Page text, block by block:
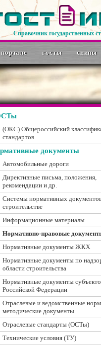
Справочник государственных
госты снипы
(ОКС) Общероссийский
стандартов
документы
Автомобильные дороги
Директивные письма, положения,
рекомендации и др.
Системы нормативных
строительстве
Информационные материалы
Нормативно-правовые
Нормативные документы ЖКХ
Нормативные документы по
области строительства
Нормативные документы
Российской Федерации
Отраслевые и ведомственные
методические документы
Отраслевые стандарты (ОСТы)
Технические условия (ТУ)